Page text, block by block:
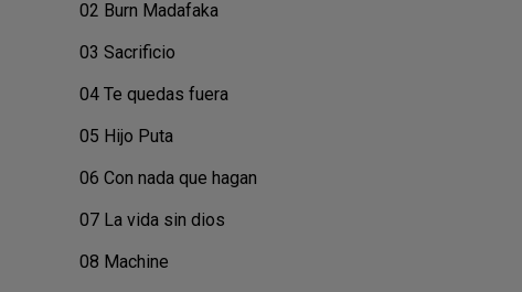
02 Burn Madafaka
03 Sacrificio
04 Te quedas fuera
05 Hijo Puta
06 Con nada que hagan
07 La vida sin dios
08 Machine